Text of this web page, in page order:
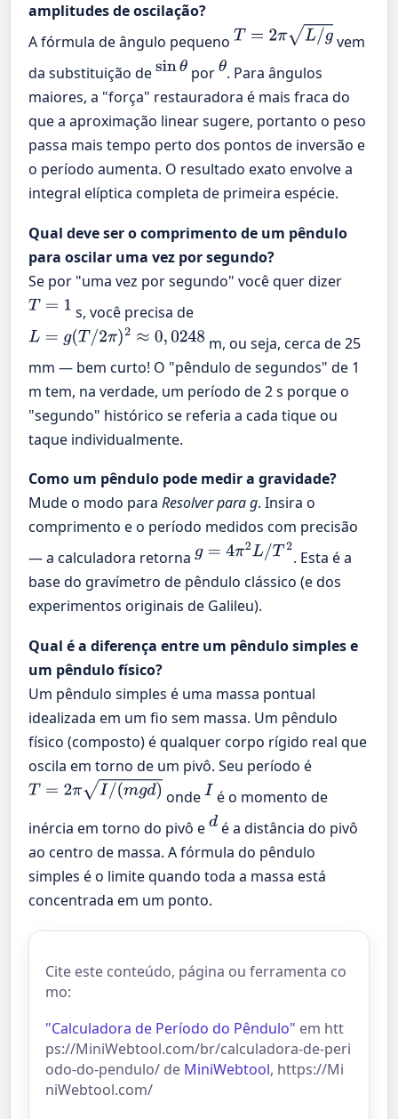
amplitudes de oscilação?
A fórmula de ângulo pequeno T= 2π L/g
vem
da substituição desinθ porθ. Para ângulos
maiores, a "força" restauradora é mais fraca do
que a aproximação linear sugere, portanto o peso
passa mais tempo perto dos pontos de inversão e
o período aumenta. O resultado exato envolve a
integral elíptica completa de primeira espécie.
Qual deve ser o comprimento de um pêndulo
para oscilar uma vez por segundo?
Se por "uma vez por segundo" você quer dizer
T= 1
s, você precisa de
L= g(T/2π)2≈0,0248
m, ou seja, cerca de 25
mm — bem curto! O "pêndulo de segundos" de 1
m tem, na verdade, um período de 2 s porque o
"segundo" histórico se referia a cada tique ou
taque individualmente.
Como um pêndulo pode medir a gravidade?
Mude o modo paraResolver para g. Insira o
comprimento e o período medidos com precisão
— a calculadora retornag =4π2L/T2
. Esta é a
base do gravímetro de pêndulo clássico (e dos
experimentos originais de Galileu).
Qual é a diferença entre um pêndulo simples e
um pêndulo físico?
Um pêndulo simples é uma massa pontual
idealizada em um fio sem massa. Um pêndulo
físico (composto) é qualquer corpo rígido real que
oscila em torno de um pivô. Seu período é
T= 2π I/(mgd) ondeI é o momento de
inércia em torno do pivô edé a distância do pivô
ao centro de massa. A fórmula do pêndulo
simples é o limite quando toda a massa está
concentrada em um ponto.
Cite este conteúdo, página ou ferramenta co
mo:
"Calculadora de Período do Pêndulo" em htt
ps://MiniWebtool.com/br/calculadora-de-peri
odo-do-pendulo/ de MiniWebtool, https://Mi
niWebtool.com/